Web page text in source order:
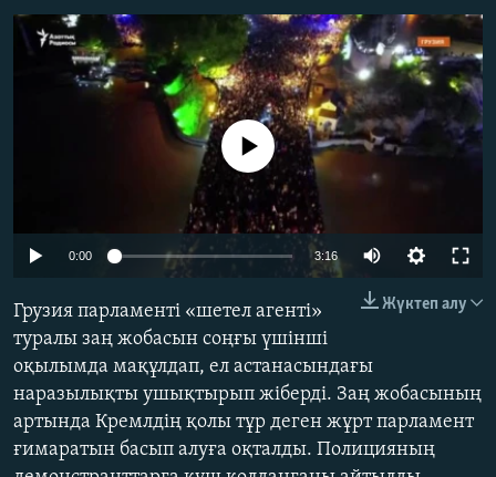
Search
ӘЛЕМ
АРНАЙЫ ЖОБАЛАР
Auto 240p 360p
720p 1080p
No media source currently available
0:00 3:16
1080p
Жүктеп алу
Грузия парламенті «шетел агенті»
туралы заң жобасын соңғы үшінші
оқылымда мақұлдап, ел астанасындағы
наразылықты ушықтырып жіберді. Заң жобасының
артында Кремлдің қолы тұр деген жұрт парламент
ғимаратын басып алуға оқталды. Полицияның